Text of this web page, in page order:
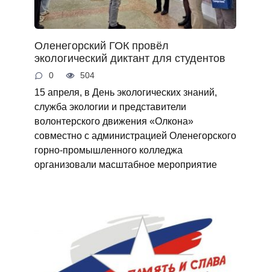
Оленегорский ГОК провёл
экологический диктант для студентов
0 504
15 апреля, в День экологических знаний,
служба экологии и представители
волонтерского движения «Олкона»
совместно с администрацией Оленегорского
горно-промышленного колледжа
организовали масштабное мероприятие